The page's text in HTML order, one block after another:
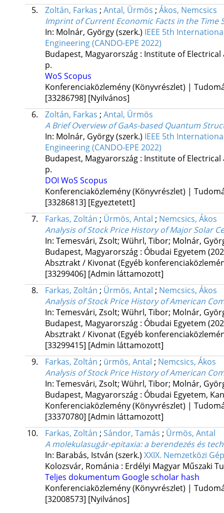
5.
Zoltán, Farkas ; Antal, Ürmös ; Ákos, Nemcsics
Imprint of Current Economic Facts in the Time
In: Molnár, György (szerk.) IEEE 5th
Engineering (CANDO-EPE 2022)
Budapest, Magyarország : Institute of Electrical
p.
WoS Scopus
Konferenciaközlemény (Könyvrészlet) |
[33286798] [Nyilvános]
6.
Zoltán, Farkas ; Antal, Ürmös
A Brief Overview of GaAs-based Quantum
In: Molnár, György (szerk.) IEEE 5th
Engineering (CANDO-EPE 2022)
Budapest, Magyarország : Institute of Electrical
p.
DOI WoS Scopus
Konferenciaközlemény (Könyvrészlet) |
[33286813] [Egyeztetett]
7.
Farkas, Zoltán ; Ürmös, Antal ; Nemcsics, Ákos
Analysis of Stock Price History of Major Solar
In: Temesvári, Zsolt; Wührl, Tibor; Molnár,
Budapest, Magyarország : Óbudai Egyetem
Absztrakt / Kivonat (Egyéb
[33299406] [Admin láttamozott]
8.
Farkas, Zoltán ; Ürmös, Antal ; Nemcsics, Ákos
Analysis of Stock Price History of American
In: Temesvári, Zsolt; Wührl, Tibor; Molnár,
Budapest, Magyarország : Óbudai Egyetem
Absztrakt / Kivonat (Egyéb
[33299415] [Admin láttamozott]
9.
Farkas, Zoltán ; ürmös, Antal ; Nemcsics, Ákos
Analysis of Stock Price History of American
In: Temesvári, Zsolt; Wührl, Tibor; Molnár,
Budapest, Magyarország : Óbudai Egyetem,
Konferenciaközlemény (Könyvrészlet) |
[33370780] [Admin láttamozott]
10.
Farkas, Zoltán ; Sándor, Tamás ; Ürmös, Antal
A molekulasugár-epitaxia: a berendezés és
In: Barabás, István (szerk.) XXIX. Nemzetközi
Kolozsvár, Románia : Erdélyi Magyar Műszaki
Teljes dokumentum Google scholar hash
Konferenciaközlemény (Könyvrészlet) |
[32008573] [Nyilvános]